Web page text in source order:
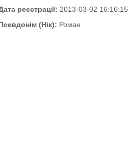
реєстрації: 2013-03-02 16:16:15
(Нік): Роман